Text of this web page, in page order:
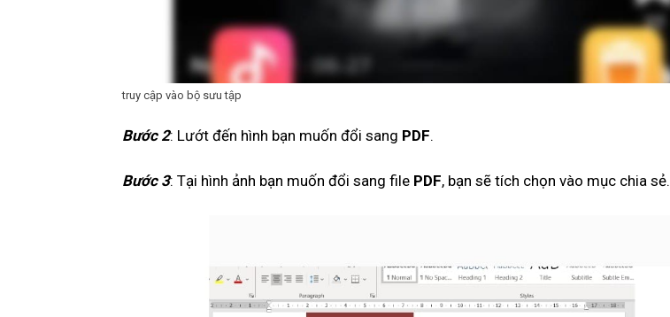
truy cập vào bộ sưu tập
Bước 2: Lướt đến hình bạn muốn đổi sang PDF.
Bước 3: Tại hình ảnh bạn muốn đổi sang file PDF, bạn sẽ tích chọn vào mục chia sẻ.